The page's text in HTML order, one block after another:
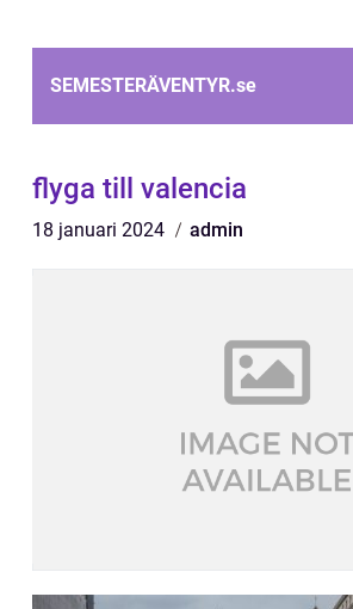
SEMESTERÄVENTYR.se
flyga till valencia
18 januari 2024 admin